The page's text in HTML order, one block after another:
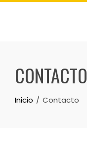
Skip
CONTACTO
Inicio Contacto